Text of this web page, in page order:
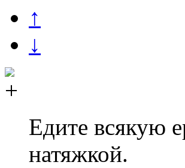
↑
↓
Едите всякую
натяжкой.